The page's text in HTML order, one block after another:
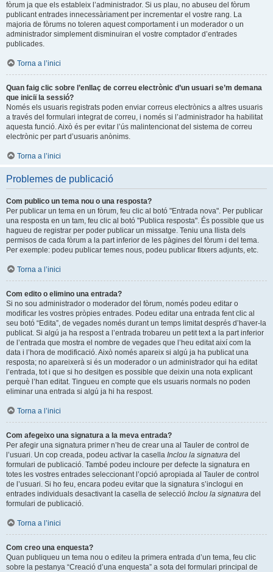
fòrum ja que els estableix l’administrador. Si us plau, no abuseu del fòrum
publicant entrades innecessàriament per incrementar el vostre rang. La
majoria de fòrums no toleren aquest comportament i un moderador o un
administrador simplement disminuiran el vostre comptador d’entrades
publicades.
Torna a l’inici
Quan faig clic sobre l’enllaç de correu electrònic d’un usuari se’m demana
que iniciï la sessió?
Només els usuaris registrats poden enviar correus electrònics a altres usuaris
a través del formulari integrat de correu, i només si l’administrador ha habilitat
aquesta funció. Això és per evitar l’ús malintencionat del sistema de correu
electrònic per part d’usuaris anònims.
Torna a l’inici
Problemes de publicació
Com publico un tema nou o una resposta?
Per publicar un tema en un fòrum, feu clic al botó "Entrada nova". Per publicar
una resposta en un tam, feu clic al botó "Publica resposta". És possible que us
hagueu de registrar per poder publicar un missatge. Teniu una llista dels
permisos de cada fòrum a la part inferior de les pàgines del fòrum i del tema.
Per exemple: podeu publicar temes nous, podeu publicar fitxers adjunts, etc.
Torna a l’inici
Com edito o elimino una entrada?
Si no sou administrador o moderador del fòrum, només podeu editar o
modificar les vostres pròpies entrades. Podeu editar una entrada fent clic al
seu botó “Edita”, de vegades només durant un temps limitat després d’haver-la
publicat. Si algú ja ha respost a l’entrada trobareu un petit text a la part inferior
de l’entrada que mostra el nombre de vegades que l’heu editat així com la
data i l’hora de modificació. Això només apareix si algú ja ha publicat una
resposta; no apareixerà si és un moderador o un administrador qui ha editat
l’entrada, tot i que si ho desitgen es possible que deixin una nota explicant
perquè l’han editat. Tingueu en compte que els usuaris normals no poden
eliminar una entrada si algú ja hi ha respost.
Torna a l’inici
Com afegeixo una signatura a la meva entrada?
Per afegir una signatura primer n’heu de crear una al Tauler de control de
l’usuari. Un cop creada, podeu activar la casella Inclou la signatura del
formulari de publicació. També podeu incloure per defecte la signatura en
totes les vostres entrades seleccionant l’opció apropiada al Tauler de control
de l’usuari. Si ho feu, encara podeu evitar que la signatura s’inclogui en
entrades individuals desactivant la casella de selecció Inclou la signatura del
formulari de publicació.
Torna a l’inici
Com creo una enquesta?
Quan publiqueu un tema nou o editeu la primera entrada d’un tema, feu clic
sobre la pestanya “Creació d’una enquesta” a sota del formulari principal de